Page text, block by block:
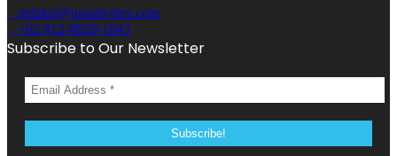
redaksi@jurnalvibes.com
+62 812-8620-1643
Subscribe to Our Newsletter